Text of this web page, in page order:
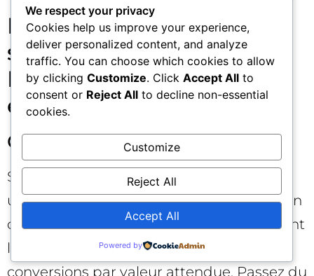
Erreurs courantes qui
sabotent une stratégie
PPC (et comment les
éviter) ⚠️
Optimiser le mauvais signal
Se focaliser sur le volume de leads ou sur
un CPA bas sans regard sur la qualification
détruit la rentabilité. Corrigez en important
le revenu/marge réel et en pondérant les
conversions par valeur attendue. Passez du
We respect your privacy
Cookies help us improve your experience,
deliver personalized content, and analyze
traffic. You can choose which cookies to allow
by clicking Customize. Click Accept All to
consent or Reject All to decline non-essential
cookies.
Customize
Reject All
Accept All
Powered by